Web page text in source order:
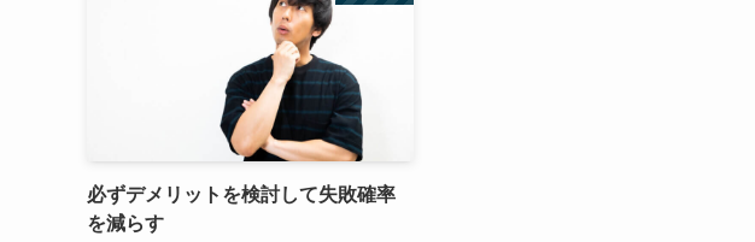
必ずデメリットを検討して失敗確率
を減らす